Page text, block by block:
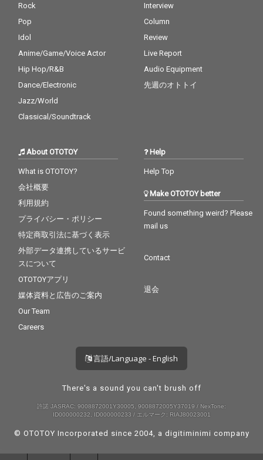
Rock
Pop
Idol
Anime/Game/Voice Actor
Hip Hop/R&B
Dance/Electronic
Jazz/World
Classical/Soundtrack
Interview
Column
Review
Live Report
Audio Equipment
先週のオトトイ
About OTOTOY
What is OTOTOY?
会社概要
利用規約
プライバシー・ポリシー
特定商取引法に基づく表示
外部データ連携しているサービ
スについて
OTOTOYアプリ
媒体資料と広告のご案内
Our Team
Careers
Help
Help Top
Make OTOTOY better
Found something weird? Please
mail us
Contact
退会
言語/Language - English
There's a sound you can't brush off
許諾 JASRAC: 9008872001Y30005, 9008872005Y37019 / NexTone:
ID000000232, ID000000233 / エルマーク: RIAJ80023001
© OTOTOY Incorporated since 2004, a digitiminimi company